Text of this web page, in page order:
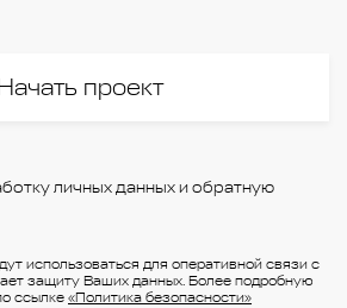
проект
личных данных и обратную
использоваться для оперативной связи с
защиту Ваших данных. Более подробную
ссылке«Политика безопасности»